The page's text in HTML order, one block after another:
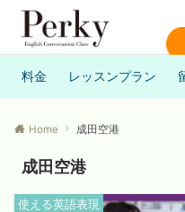
料金 レッスンプラン
Home 成田空港
成田空港
使える英語表現